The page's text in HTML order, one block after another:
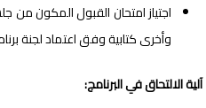
اجتياز امتحان القبول المكون
وأخرى كتابية وفق اعتماد لجنة
آلية الالتحاق في البرنامج: